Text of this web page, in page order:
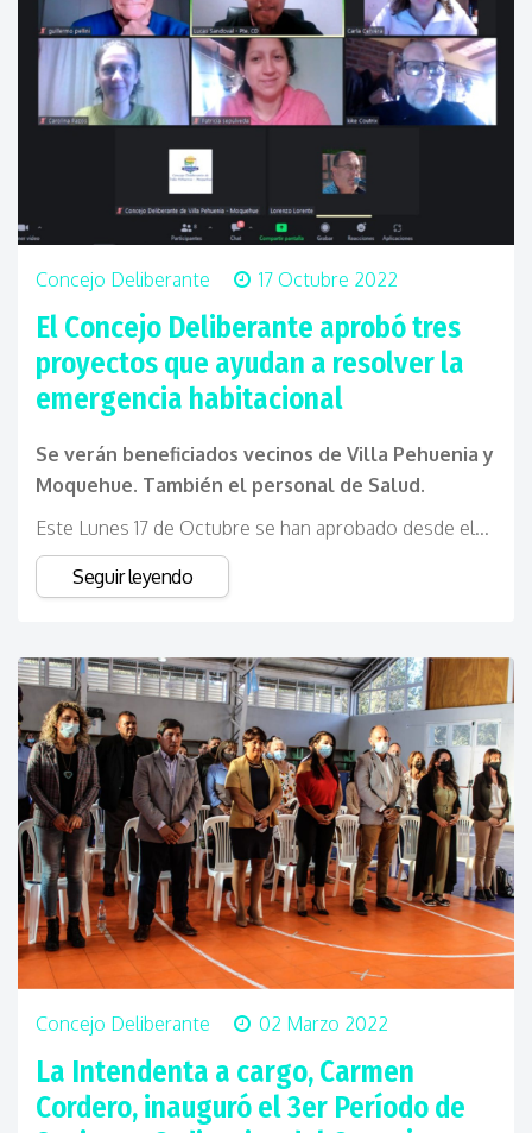
Concejo Deliberante 17 Octubre 2022
El Concejo Deliberante aprobó tres
proyectos que ayudan a resolver la
emergencia habitacional
Se verán beneficiados vecinos de Villa Pehuenia y
Moquehue. También el personal de Salud.
Este Lunes 17 de Octubre se han aprobado desde el...
Seguir leyendo
Concejo Deliberante 02 Marzo 2022
La Intendenta a cargo, Carmen
Cordero, inauguró el 3er Período de